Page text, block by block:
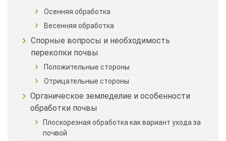
Осенняя обработка
Весенняя обработка
Спорные вопросы и необходимость
перекопки почвы
Положительные стороны
Отрицательные стороны
Органическое земледелие и особенности
обработки почвы
Плоскорезная обработка как вариант ухода за
почвой